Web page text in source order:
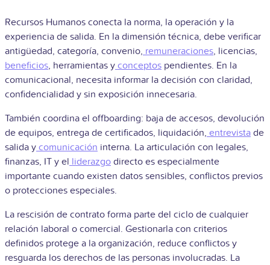
Recursos Humanos conecta la norma, la operación y la
experiencia de salida. En la dimensión técnica, debe verificar
antigüedad, categoría, convenio, remuneraciones, licencias,
beneficios, herramientas y conceptos pendientes. En la
comunicacional, necesita informar la decisión con claridad,
confidencialidad y sin exposición innecesaria.
También coordina el offboarding: baja de accesos, devolución
de equipos, entrega de certificados, liquidación, entrevista de
salida y comunicación interna. La articulación con legales,
finanzas, IT y el liderazgo directo es especialmente
importante cuando existen datos sensibles, conflictos previos
o protecciones especiales.
La rescisión de contrato forma parte del ciclo de cualquier
relación laboral o comercial. Gestionarla con criterios
definidos protege a la organización, reduce conflictos y
resguarda los derechos de las personas involucradas. La